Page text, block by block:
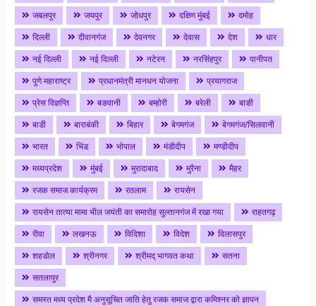
जबलपुर
जयपुर जोधपुर दक्षिण मुंबई
दमोह
दिल्ली
दीवानगंज देवनगर देवास देश
धार
नई दिल्ली
नई दिल्ली नटेरन नरसिंहपुर
पानीपत
पुणे महाराष्ट्र
प्रधानमंत्री मानधन योजना
प्रयागराज
प्रेस विज्ञप्ति
बङवानी बम्होरी बरेली
बाङी
बाडी
बाराबंकी बिहार बेगमगंज
बेगमगंज/सिलवानी
भारत
भिंड भोपाल मंडीदीप
मण्डीदीप
मध्यप्रदेश
मुंबई मुरादाबाद मुरैना
मैहर
रजक समाज कार्यक्रम
रतलाम
रायसेन
रायसेन तात्या मामा भील जयंती का समारोह सुल्तानगंज में रखा गया
राहतगढ़
रीवा
लखनऊ विदिशा विदेश
विलासपुर
शहडोल
श्रीनगर श्रीमद् भागवत कथा
सतना
सतलापुर
समस्त मध्य प्रदेश मै अनुसूचित जाति हेतु रजक समाज द्वारा कमिश्नर को ज्ञापन